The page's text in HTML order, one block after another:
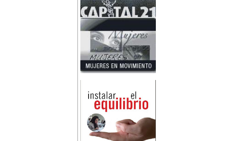
EFEMÉRIDES DE MARZO
1 de marzo:
Nace en Santiago, Chile, la
escritora Mercedes Valenzuela
Alvarez (1924-1993), más
conocida como Mercedes
Valdivieso. En 1961 publica 'La
Brecha', considerada como la
primera novela feminista de
Latinoamérica.
4 de marzo:
En México muere Adelina
Zendejas (1909-1993), periodista,
derechos de las mujeres.
5 de marzo:
En Dijon fallece Gabrielle Suchon
(1703), notable filósofa francesa,
autora del Tratado de la moral y
de la política (1693), la primera
obra explícitamente filosófica
escrita por una mujer en el